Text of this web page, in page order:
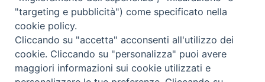
Avvenire
Sir
Scarp de’ Tenis
"targeting e pubblicità") come specificato nella
cookie policy.
Cliccando su "accetta" acconsenti all'utilizzo dei
cookie. Cliccando su "personalizza" puoi avere
maggiori informazioni sui cookie utilizzati e